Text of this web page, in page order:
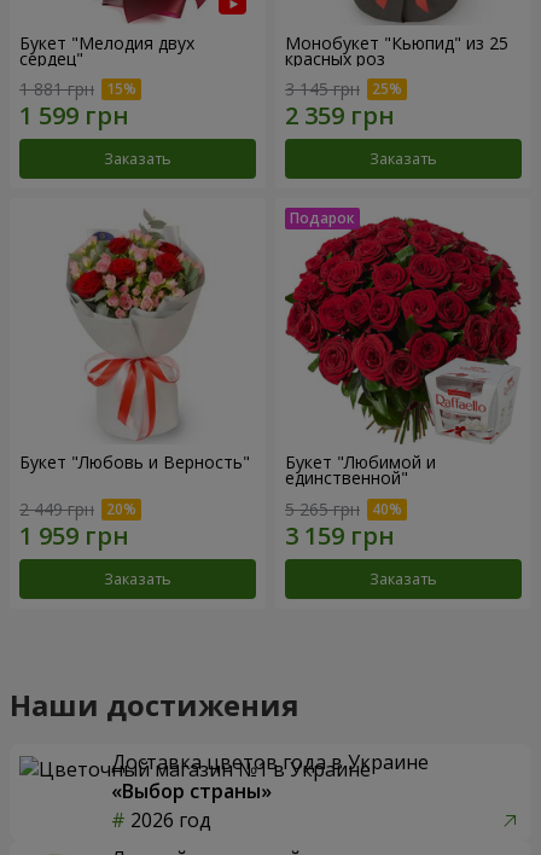
Букет "Мелодия двух
сердец"
1 881 грн
Заказать
Монобукет "Кьюпид" из 25
красных роз
3 145 грн
Заказать
Букет "Любовь и Верность"
2 449 грн
Заказать
Букет "Любимой и
единственной"
5 265 грн
Заказать
Наши достижения
Доставка цветов года в Украине
«Выбор страны»
2026 год